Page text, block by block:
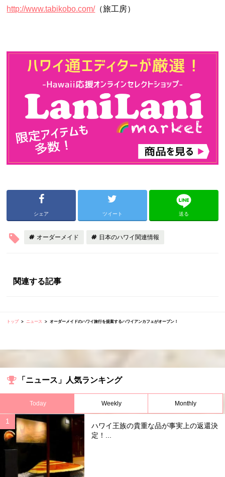
http://www.tabikobo.com/（旅工房）
シェア ツイート 送る
オーダーメイド 日本のハワイ関連情報
関連する記事
トップ ニュース オーダーメイドのハワイ旅行を提案するハワイアンカフェがオープン！
「ニュース」人気ランキング
Today Weekly Monthly
ハワイ王族の貴重な品が事実上の返還決
定！...